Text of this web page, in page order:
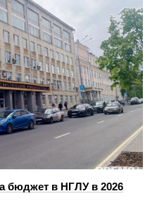
бюджет в НГЛУ в 2026